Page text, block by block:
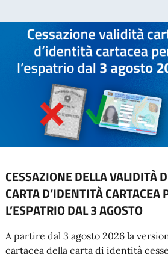
CESSAZIONE DELLA VALIDITÀ
CARTA D’IDENTITÀ CARTACEA
L’ESPATRIO DAL 3 AGOSTO
A partire dal 3 agosto 2026 la
cartacea della carta di identità